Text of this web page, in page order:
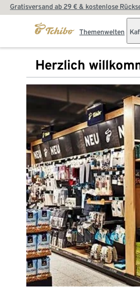
Gratisversand ab 29 € & kostenlose
Themenwelten
Herzlich